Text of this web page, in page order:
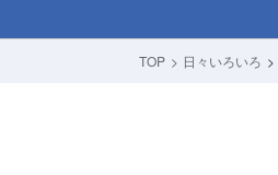
TOP 日々いろいろ